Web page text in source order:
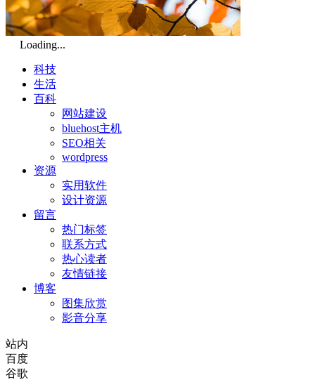
Loading...
科技
生活
百科
网站建设
bluehost主机
SEO相关
wordpress
资源
实用软件
设计资源
留言
热门标签
联系方式
热心读者
友情链接
博客
图集欣赏
影音分享
站内
百度
谷歌